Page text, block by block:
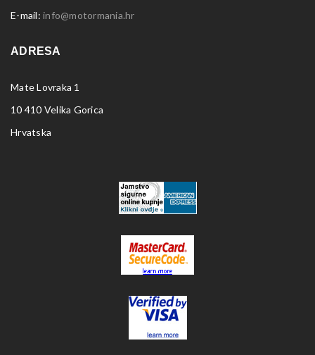
E-mail: info@motormania.hr
ADRESA
Mate Lovraka 1
10 410 Velika Gorica
Hrvatska